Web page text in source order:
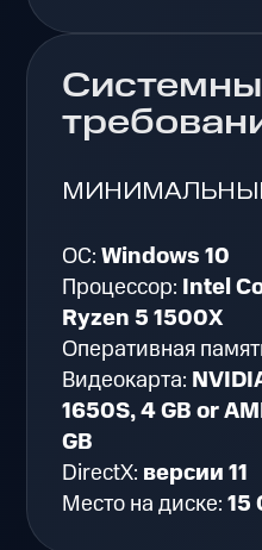
ОС:Windows 10
Процессор: Intel
Ryzen 5 1500X
Оперативная
Видеокарта:
1650S, 4 GB or
GB
DirectX: версии 11
Место на диске:15